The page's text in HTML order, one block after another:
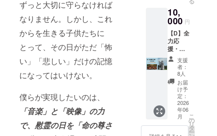
ずっと大切に守らなければ
なりません。しかし、これ
からを生きる子供たちに
とって、その日がただ「怖
い」「悲しい」だけの記憶
になってはいけない。
僕らが実現したいのは、
「音楽」と「映像」の力
で、慰霊の日を「命の尊さ
学校 室
川 小
学校 美
原 小
学校 泡
瀬 小
学校 比
屋根小
学校 沖
縄市の
中学校
（8校）
越来
中学校
コザ
込めま
して心
からの
ありが
とう
メール
を送ら
せてい
ただき
ますの
で、
メール
アドレ
スの入
いま
せ。
第活動
報告と
して記
載しま
す。
商品サ
イズ：
110cm
×20cm
※ご支
援いた
だいた
タオル
は沖縄
市内を
中心と
10,
000 円
【D】全
力応
援・寄
付 ・
「うむ
いのわ
を応
援」全
額支援
■公式サ
イトへ
の「平
和の守
り人」
支援
者：
8人
お届
け予
定：
2026
年06
月
こ
の
リ
タ
ー